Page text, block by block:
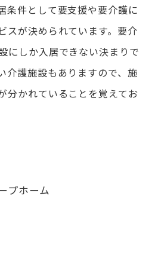
条件として要支援や要介護に
スが決められています。要介
にしか入居できない決まりで
介護施設もありますので、施
分かれていることを覚えてお
プホーム